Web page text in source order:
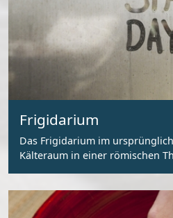
Frigidarium
Das Frigidarium im
Kälteraum in einer römischen